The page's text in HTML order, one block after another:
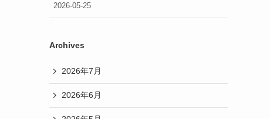
2026-05-25
Archives
2026年7月
2026年6月